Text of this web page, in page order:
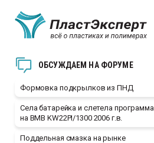
ОБСУЖДАЕМ НА ФОРУМЕ
Формовка подкрылков из ПНД
Села батарейка и слетела программа
на BMB KW22PI/1300 2006 г.в.
Поддельная смазка на рынке